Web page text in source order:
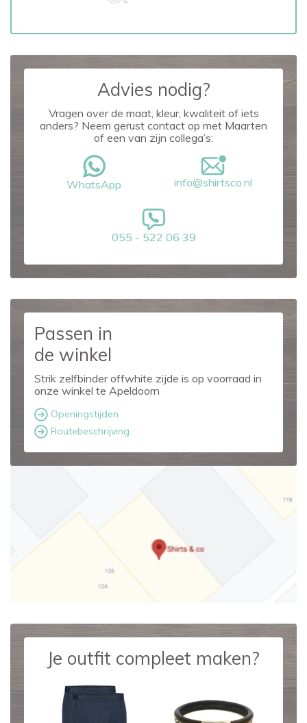
Advies nodig?
Vragen over de maat, kleur, kwaliteit of iets
anders? Neem gerust contact op met Maarten
of een van zijn collega’s:
WhatsApp info@shirtsco.nl
055 - 522 06 39
Passen in
de winkel
Strik zelfbinder offwhite zijde is op voorraad in
onze winkel te Apeldoorn
Openingstijden
Routebeschrijving
Je outfit compleet maken?